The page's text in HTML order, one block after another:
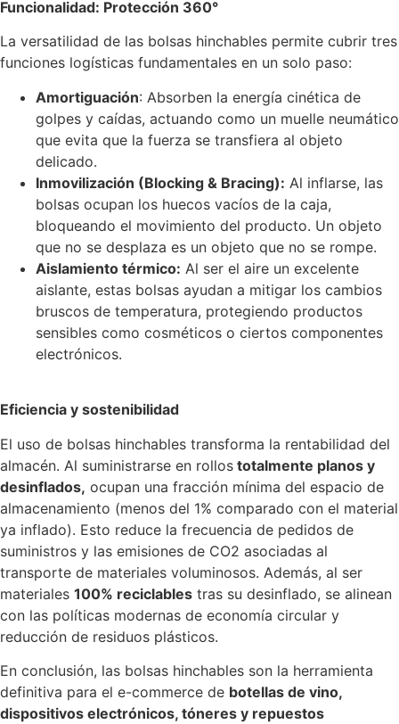
Funcionalidad: Protección 360°
La versatilidad de las bolsas hinchables permite cubrir tres
funciones logísticas fundamentales en un solo paso:
Amortiguación: Absorben la energía cinética de
golpes y caídas, actuando como un muelle neumático
que evita que la fuerza se transfiera al objeto
delicado.
Inmovilización (Blocking & Bracing): Al inflarse, las
bolsas ocupan los huecos vacíos de la caja,
bloqueando el movimiento del producto. Un objeto
que no se desplaza es un objeto que no se rompe.
Aislamiento térmico: Al ser el aire un excelente
aislante, estas bolsas ayudan a mitigar los cambios
bruscos de temperatura, protegiendo productos
sensibles como cosméticos o ciertos componentes
electrónicos.
Eficiencia y sostenibilidad
El uso de bolsas hinchables transforma la rentabilidad del
almacén. Al suministrarse en rollos totalmente planos y
desinflados, ocupan una fracción mínima del espacio de
almacenamiento (menos del 1% comparado con el material
ya inflado). Esto reduce la frecuencia de pedidos de
suministros y las emisiones de CO2 asociadas al
transporte de materiales voluminosos. Además, al ser
materiales 100% reciclables tras su desinflado, se alinean
con las políticas modernas de economía circular y
reducción de residuos plásticos.
En conclusión, las bolsas hinchables son la herramienta
definitiva para el e-commerce de botellas de vino,
dispositivos electrónicos, tóneres y repuestos